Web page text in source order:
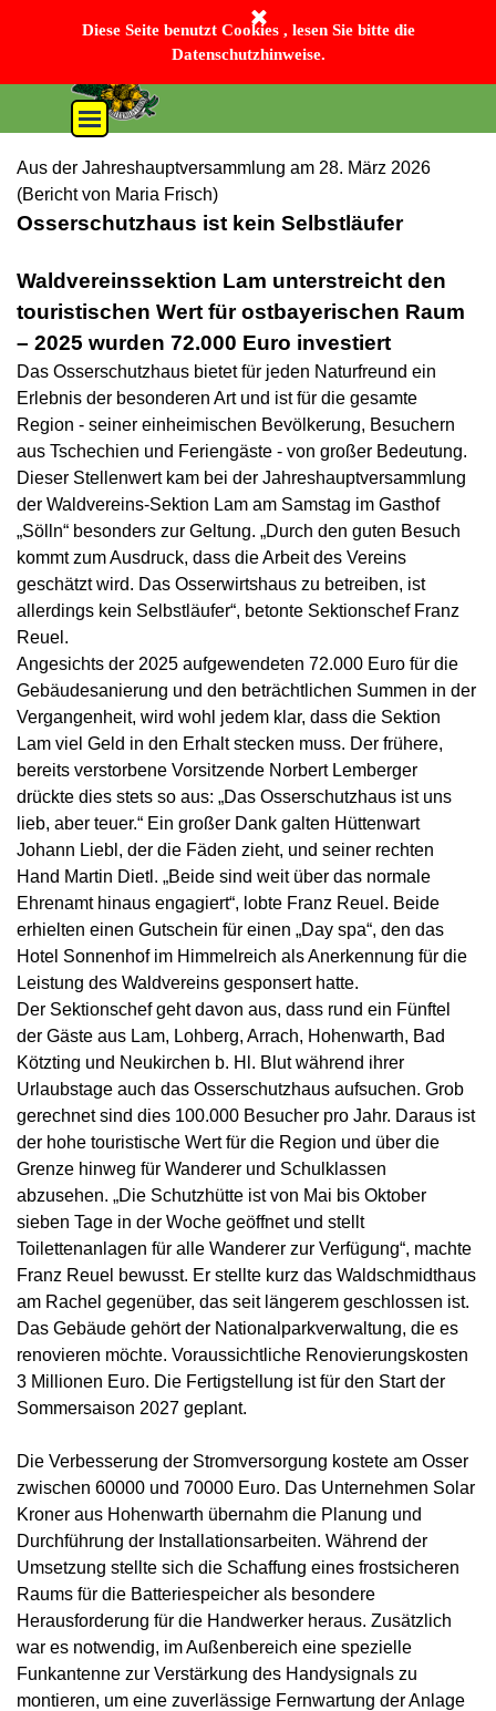
Diese Seite benutzt Cookies , lesen Sie bitte die
Datenschutzhinweise.
Bayerischer Wald-Verein Sektion Lam e. V.
Menü überspringen
Aus der Jahreshauptversammlung am 28. März 2026
(Bericht von Maria Frisch)
Osserschutzhaus ist kein Selbstläufer
Waldvereinssektion Lam unterstreicht den
touristischen Wert für ostbayerischen Raum
– 2025 wurden 72.000 Euro investiert
Das Osserschutzhaus bietet für jeden Naturfreund ein
Erlebnis der besonderen Art und ist für die gesamte
Region - seiner einheimischen Bevölkerung, Besuchern
aus Tschechien und Feriengäste - von großer Bedeutung.
Dieser Stellenwert kam bei der Jahreshauptversammlung
der Waldvereins-Sektion Lam am Samstag im Gasthof
„Sölln“ besonders zur Geltung. „Durch den guten Besuch
kommt zum Ausdruck, dass die Arbeit des Vereins
geschätzt wird. Das Osserwirtshaus zu betreiben, ist
allerdings kein Selbstläufer“, betonte Sektionschef Franz
Reuel.
Angesichts der 2025 aufgewendeten 72.000 Euro für die
Gebäudesanierung und den beträchtlichen Summen in der
Vergangenheit, wird wohl jedem klar, dass die Sektion
Lam viel Geld in den Erhalt stecken muss. Der frühere,
bereits verstorbene Vorsitzende Norbert Lemberger
drückte dies stets so aus: „Das Osserschutzhaus ist uns
lieb, aber teuer.“ Ein großer Dank galten Hüttenwart
Johann Liebl, der die Fäden zieht, und seiner rechten
Hand Martin Dietl. „Beide sind weit über das normale
Ehrenamt hinaus engagiert“, lobte Franz Reuel. Beide
erhielten einen Gutschein für einen „Day spa“, den das
Hotel Sonnenhof im Himmelreich als Anerkennung für die
Leistung des Waldvereins gesponsert hatte.
Der Sektionschef geht davon aus, dass rund ein Fünftel
der Gäste aus Lam, Lohberg, Arrach, Hohenwarth, Bad
Kötzting und Neukirchen b. Hl. Blut während ihrer
Urlaubstage auch das Osserschutzhaus aufsuchen. Grob
gerechnet sind dies 100.000 Besucher pro Jahr. Daraus ist
der hohe touristische Wert für die Region und über die
Grenze hinweg für Wanderer und Schulklassen
abzusehen. „Die Schutzhütte ist von Mai bis Oktober
sieben Tage in der Woche geöffnet und stellt
Toilettenanlagen für alle Wanderer zur Verfügung“, machte
Franz Reuel bewusst. Er stellte kurz das Waldschmidthaus
am Rachel gegenüber, das seit längerem geschlossen ist.
Das Gebäude gehört der Nationalparkverwaltung, die es
renovieren möchte. Voraussichtliche Renovierungskosten
3 Millionen Euro. Die Fertigstellung ist für den Start der
Sommersaison 2027 geplant.
Die Verbesserung der Stromversorgung kostete am Osser
zwischen 60000 und 70000 Euro. Das Unternehmen Solar
Kroner aus Hohenwarth übernahm die Planung und
Durchführung der Installationsarbeiten. Während der
Umsetzung stellte sich die Schaffung eines frostsicheren
Raums für die Batteriespeicher als besondere
Herausforderung für die Handwerker heraus. Zusätzlich
war es notwendig, im Außenbereich eine spezielle
Funkantenne zur Verstärkung des Handysignals zu
montieren, um eine zuverlässige Fernwartung der Anlage